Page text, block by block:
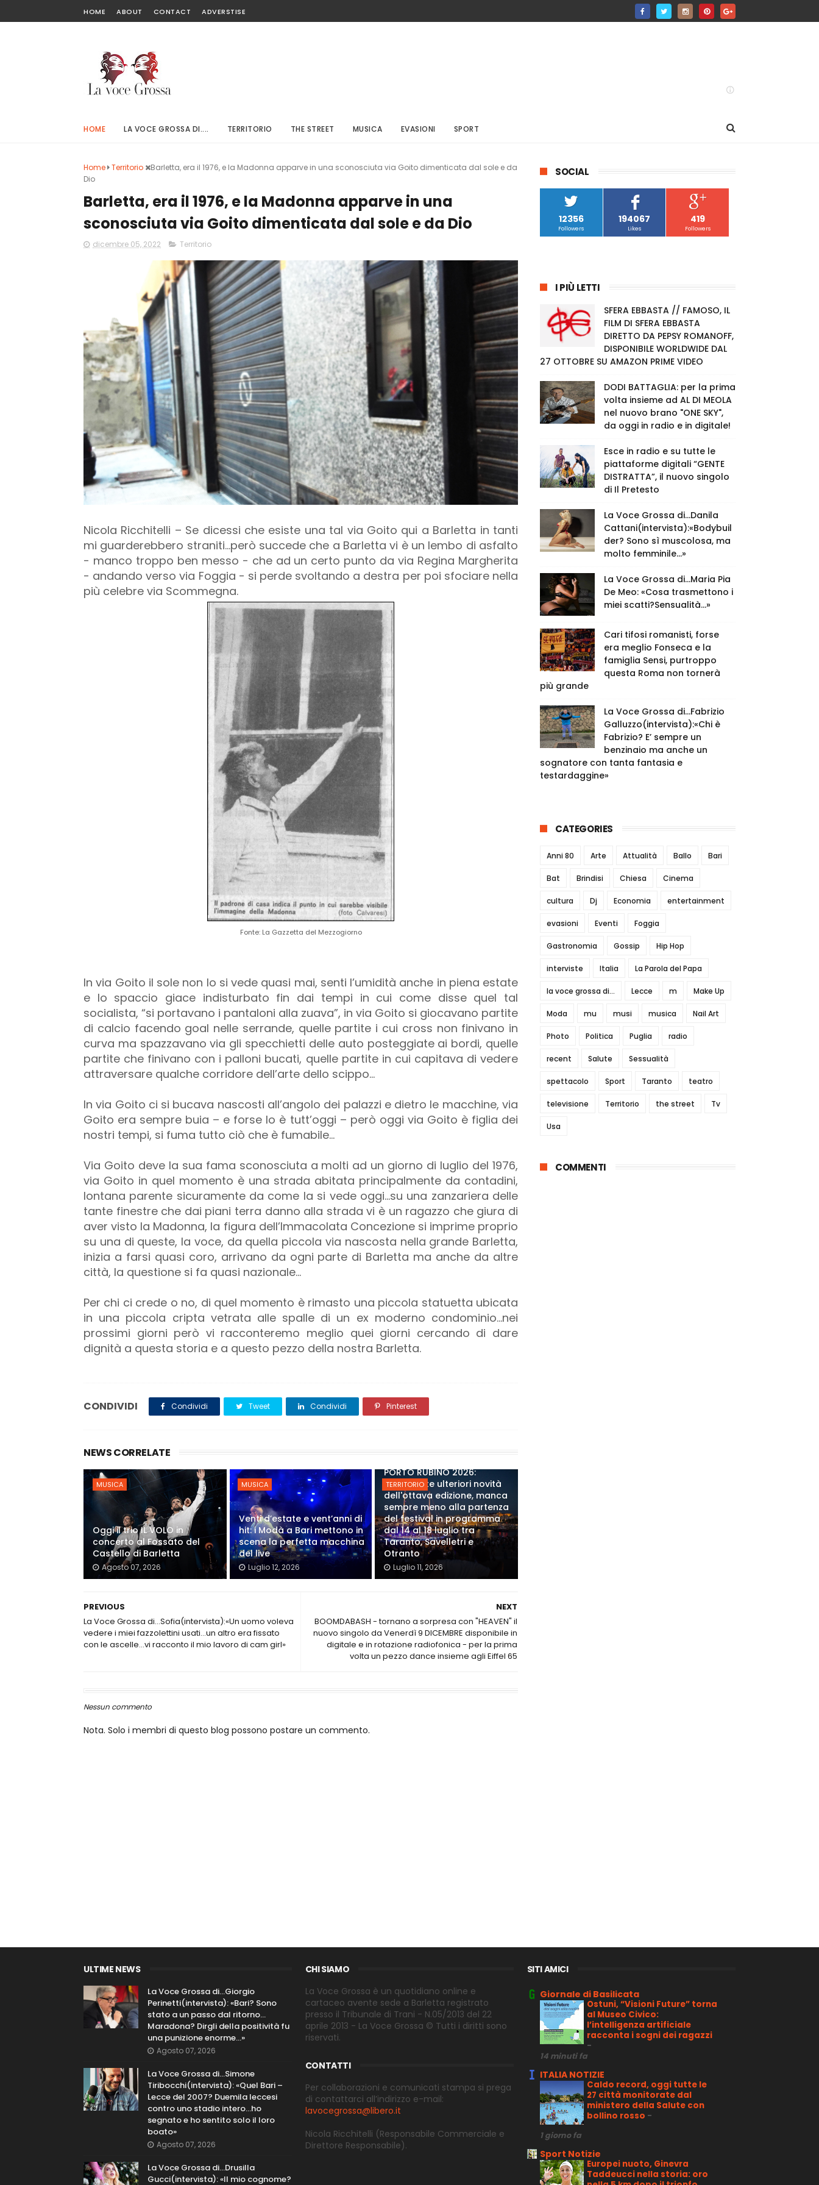
HOME ABOUT CONTACT ADVERSTISE
HOME LA VOCE GROSSA DI.... TERRITORIO THE STREET MUSICA EVASIONI SPORT
Home Territorio
Barletta, era il 1976, e la Madonna apparve in una sconosciuta via Goito dimenticata dal sole e da
Dio
Barletta, era il 1976, e la Madonna apparve in una
sconosciuta via Goito dimenticata dal sole e da Dio
dicembre 05, 2022 Territorio
Nicola Ricchitelli – Se dicessi che esiste una tal via Goito qui a Barletta in tanti
mi guarderebbero straniti…però succede che a Barletta vi è un lembo di asfalto
- manco troppo ben messo - che ad un certo punto da via Regina Margherita
- andando verso via Foggia - si perde svoltando a destra per poi sfociare nella
più celebre via Scommegna.
Fonte: La Gazzetta del Mezzogiorno
In via Goito il sole non lo si vede quasi mai, senti l’umidità anche in piena estate
e lo spaccio giace indisturbato fin dai tempi in cui come disse quel tal
socialista, “si portavano i pantaloni alla zuava”, in via Goito si giocavano partite
di calcio facendo goal nelle serrande, quelle partite i cui cross non finivano in
curva ma spazzavano via gli specchietti delle auto posteggiate ai bordi, quelle
partite che finivano con i palloni bucati, quelle partite in cui capitava di vedere
attraversare qualche corridore dell’arte dello scippo…
In via Goito ci si bucava nascosti all’angolo dei palazzi e dietro le macchine, via
Goito era sempre buia – e forse lo è tutt’oggi – però oggi via Goito è figlia dei
nostri tempi, si fuma tutto ciò che è fumabile…
Via Goito deve la sua fama sconosciuta a molti ad un giorno di luglio del 1976,
via Goito in quel momento è una strada abitata principalmente da contadini,
lontana parente sicuramente da come la si vede oggi…su una zanzariera delle
tante finestre che dai piani terra danno alla strada vi è un ragazzo che giura di
aver visto la Madonna, la figura dell’Immacolata Concezione si imprime proprio
su una di queste, la voce, da quella piccola via nascosta nella grande Barletta,
inizia a farsi quasi coro, arrivano da ogni parte di Barletta ma anche da altre
città, la questione si fa quasi nazionale…
Per chi ci crede o no, di quel momento è rimasto una piccola statuetta ubicata
in una piccola cripta vetrata alle spalle di un ex moderno condominio…nei
prossimi giorni però vi racconteremo meglio quei giorni cercando di dare
dignità a questa storia e a questo pezzo della nostra Barletta.
CONDIVIDI Condividi Tweet Condividi Pinterest
NEWS CORRELATE
MUSICA
Oggi il trio IL VOLO in
concerto al Fossato del
Castello di Barletta
Agosto 07, 2026
MUSICA
Venti d’estate e vent’anni di
hit: i Modà a Bari mettono in
scena la perfetta macchina
del live
Luglio 12, 2026
TERRITORIO
PORTO RUBINO 2026:
Annunciate ulteriori novità
dell'ottava edizione, manca
sempre meno alla partenza
del festival in programma
dal 14 al 18 luglio tra
Taranto, Savelletri e
Otranto
Luglio 11, 2026
NEXT
BOOMDABASH - tornano a sorpresa con "HEAVEN" il
nuovo singolo da Venerdì 9 DICEMBRE disponibile in
digitale e in rotazione radiofonica - per la prima
volta un pezzo dance insieme agli Eiffel 65
PREVIOUS
La Voce Grossa di…Sofia(intervista):«Un uomo voleva
vedere i miei fazzolettini usati…un altro era fissato
con le ascelle…vi racconto il mio lavoro di cam girl»
Nessun commento
Nota. Solo i membri di questo blog possono postare un commento.
SOCIAL
12356
Followers
194067
Likes
419
Followers
I PIÙ LETTI
SFERA EBBASTA // FAMOSO, IL
FILM DI SFERA EBBASTA
DIRETTO DA PEPSY ROMANOFF,
DISPONIBILE WORLDWIDE DAL
27 OTTOBRE SU AMAZON PRIME VIDEO
DODI BATTAGLIA: per la prima
volta insieme ad AL DI MEOLA
nel nuovo brano "ONE SKY",
da oggi in radio e in digitale!
Esce in radio e su tutte le
piattaforme digitali “GENTE
DISTRATTA”, il nuovo singolo
di Il Pretesto
La Voce Grossa di…Danila
Cattani(intervista):«Bodybuil
der? Sono sì muscolosa, ma
molto femminile…»
La Voce Grossa di…Maria Pia
De Meo: «Cosa trasmettono i
miei scatti?Sensualità…»
Cari tifosi romanisti, forse
era meglio Fonseca e la
famiglia Sensi, purtroppo
questa Roma non tornerà
più grande
La Voce Grossa di…Fabrizio
Galluzzo(intervista):«Chi è
Fabrizio? E’ sempre un
benzinaio ma anche un
sognatore con tanta fantasia e
testardaggine»
CATEGORIES
Anni 80 Arte Attualità Ballo Bari
Bat Brindisi Chiesa Cinema
cultura Dj Economia entertainment
evasioni Eventi Foggia
Gastronomia Gossip Hip Hop
interviste Italia La Parola del Papa
la voce grossa di... Lecce m Make Up
Moda mu musi musica Nail Art
Photo Politica Puglia radio
recent Salute Sessualità
spettacolo Sport Taranto teatro
televisione Territorio the street Tv
Usa
COMMENTI
ULTIME NEWS
La Voce Grossa di…Giorgio
Perinetti(intervista): «Bari? Sono
stato a un passo dal ritorno...
Maradona? Dirgli della positività fu
una punizione enorme…»
Agosto 07, 2026
La Voce Grossa di…Simone
Tiribocchi(intervista): «Quel Bari –
Lecce del 2007? Duemila leccesi
contro uno stadio intero...ho
segnato e ho sentito solo il loro
boato»
Agosto 07, 2026
La Voce Grossa di…Drusilla
Gucci(intervista): «Il mio cognome?
CHI SIAMO
La Voce Grossa è un quotidiano online e
cartaceo avente sede a Barletta registrato
presso il Tribunale di Trani - N.05/2013 del 22
aprile 2013 - La Voce Grossa © Tutti i diritti sono
riservati.
CONTATTI
Per collaborazioni e comunicati stampa si prega
di contattarci all’indirizzo e-mail:
lavocegrossa@libero.it
Nicola Ricchitelli (Responsabile Commerciale e
Direttore Responsabile).
SITI AMICI
Giornale di Basilicata
Ostuni, “Visioni Future” torna
al Museo Civico:
l’intelligenza artificiale
racconta i sogni dei ragazzi
-
14 minuti fa
ITALIA NOTIZIE
Caldo record, oggi tutte le
27 città monitorate dal
ministero della Salute con
bollino rosso -
1 giorno fa
Sport Notizie
Europei nuoto, Ginevra
Taddeucci nella storia: oro